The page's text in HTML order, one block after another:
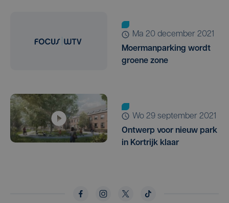
ma 20 december 2021
Moermanparking wordt
groene zone
wo 29 september 2021
Ontwerp voor nieuw park
in Kortrijk klaar